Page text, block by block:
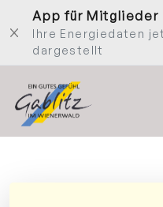
App für Mitglieder
Ihre Energiedaten
dargestellt